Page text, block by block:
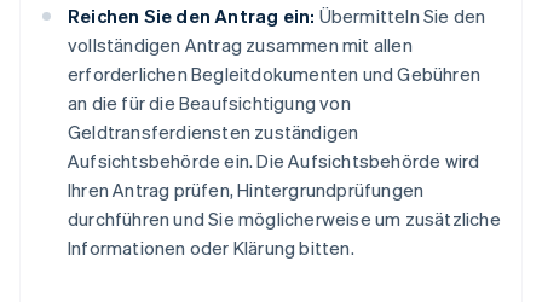
Reichen Sie den Antrag ein: Übermitteln Sie den
vollständigen Antrag zusammen mit allen
erforderlichen Begleitdokumenten und Gebühren
an die für die Beaufsichtigung von
Geldtransferdiensten zuständigen
Aufsichtsbehörde ein. Die Aufsichtsbehörde wird
Ihren Antrag prüfen, Hintergrundprüfungen
durchführen und Sie möglicherweise um zusätzliche
Informationen oder Klärung bitten.